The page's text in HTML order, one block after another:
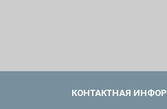
КОНТАКТНАЯ